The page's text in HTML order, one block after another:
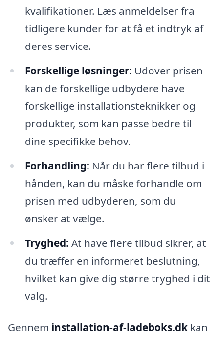
kvalifikationer. Læs anmeldelser fra
tidligere kunder for at få et indtryk af
deres service.
Forskellige løsninger: Udover prisen
kan de forskellige udbydere have
forskellige installationsteknikker og
produkter, som kan passe bedre til
dine specifikke behov.
Forhandling: Når du har flere tilbud i
hånden, kan du måske forhandle om
prisen med udbyderen, som du
ønsker at vælge.
Tryghed: At have flere tilbud sikrer, at
du træffer en informeret beslutning,
hvilket kan give dig større tryghed i dit
valg.
Gennem installation-af-ladeboks.dk kan